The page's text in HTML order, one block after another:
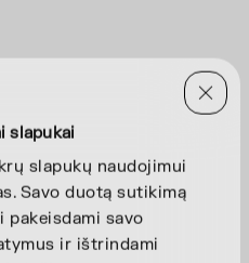
slapukai
slapukų naudojimui
Savo duotą sutikimą
pakeisdami savo
ir ištrindami